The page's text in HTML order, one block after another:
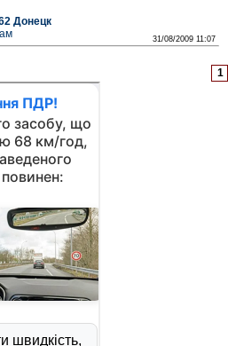
Донецк
31/08/2009 11:07
1